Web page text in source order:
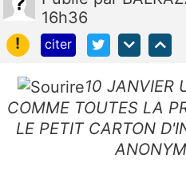
16h36
!
citer
10 JANVIER
COMME TOUTES LA
LE PETIT CARTON